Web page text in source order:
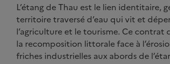
L’étang de Thau est le lien
territoire traversé d’eau qui vit et
l’agriculture et le tourisme. Ce contrat
la recomposition littorale face à
friches industrielles aux abords de